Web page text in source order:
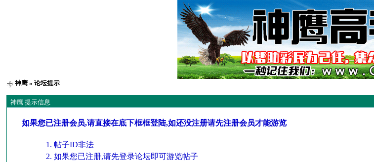
神鹰 » 论坛提示
神鹰 提示信息
如果您已注册会员,请直接在底下框框登陆,如还没注册请先注册会员才能游览
帖子ID非法
如果您已注册,请先登录论坛即可游览帖子